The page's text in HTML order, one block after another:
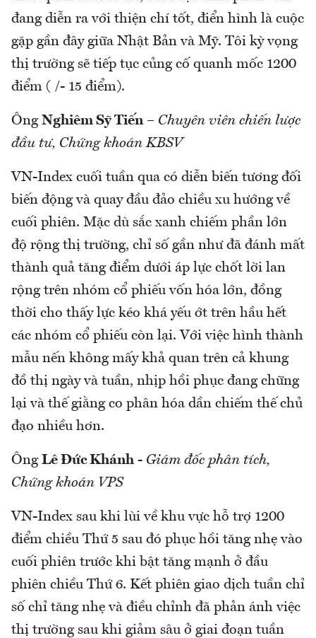
đang diễn ra với thiện chí tốt, điển hình là cuộc
gặp gần đây giữa Nhật Bản và Mỹ. Tôi kỳ vọng
thị trường sẽ tiếp tục củng cố quanh mốc 1200
điểm ( /- 15 điểm).
Ông Nghiêm Sỹ Tiến– Chuyên viên chiến lược
đầu tư, Chứng khoán KBSV
VN-Index cuối tuần qua có diễn biến tương đối
biến động và quay đầu đảo chiều xu hướng về
cuối phiên. Mặc dù sắc xanh chiếm phần lớn
độ rộng thị trường, chỉ số gần như đã đánh mất
thành quả tăng điểm dưới áp lực chốt lời lan
rộng trên nhóm cổ phiếu vốn hóa lớn, đồng
thời cho thấy lực kéo khá yếu ớt trên hầu hết
các nhóm cổ phiếu còn lại. Với việc hình thành
mẫu nến không mấy khả quan trên cả khung
đồ thị ngày và tuần, nhịp hồi phục đang chững
lại và thế giằng co phân hóa dần chiếm thế chủ
đạo nhiều hơn.
Ông Lê Đức Khánh - Giám đốc phân tích,
Chứng khoán VPS
VN-Index sau khi lùi về khu vực hỗ trợ 1200
điểm chiều Thứ 5 sau đó phục hồi tăng nhẹ vào
cuối phiên trước khi bật tăng mạnh ở đầu
phiên chiều Thứ 6. Kết phiên giao dịch tuần chỉ
số chỉ tăng nhẹ và điều chỉnh đã phản ánh việc
thị trường sau khi giảm sâu ở giai đoạn tuần